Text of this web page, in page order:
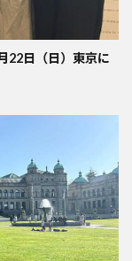
22日（日）東京に